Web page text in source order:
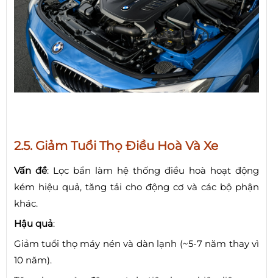
2.5. Giảm Tuổi Thọ Điều Hoà Và Xe
Vấn đề: Lọc bẩn làm hệ thống điều hoà hoạt động
kém hiệu quả, tăng tải cho động cơ và các bộ phận
khác.
Hậu quả:
Giảm tuổi thọ máy nén và dàn lạnh (~5-7 năm thay vì
10 năm).